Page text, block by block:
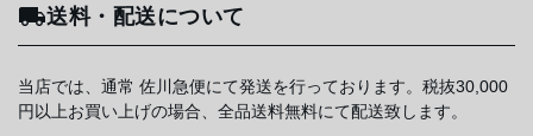
送料・配送について
当店では、通常 佐川急便にて発送を行っております。税抜30,000
円以上お買い上げの場合、全品送料無料にて配送致します。